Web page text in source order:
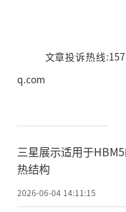
文章投诉热线
q.com
三星展示适用于
热结构
2026-06-04 14:11:15